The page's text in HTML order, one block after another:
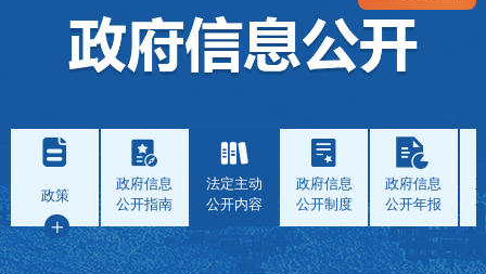
政策
政府信息
公开指南
法定主动
公开内容
政府信息
公开制度
政府信息
公开年报